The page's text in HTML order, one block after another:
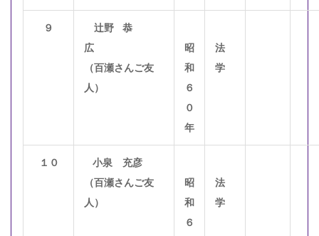
９
辻野 恭
広
（百瀬さんご友
人）
昭
和
６
０
年
法
学
１０
小泉 充彦
（百瀬さんご友
人）
昭
和
６
法
学